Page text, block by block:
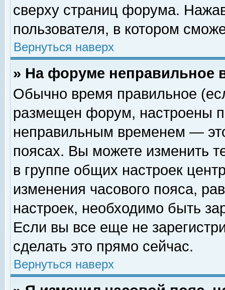
сверху страниц форума.
пользователя, в котором
Вернуться наверх
» На форуме неправильное
Обычно время правильное
размещен форум, настроены
неправильным временем —
поясах. Вы можете изменить
в группе общих настроек
изменения часового пояса,
настроек, необходимо быть
Если вы все еще не
сделать это прямо сейчас.
Вернуться наверх